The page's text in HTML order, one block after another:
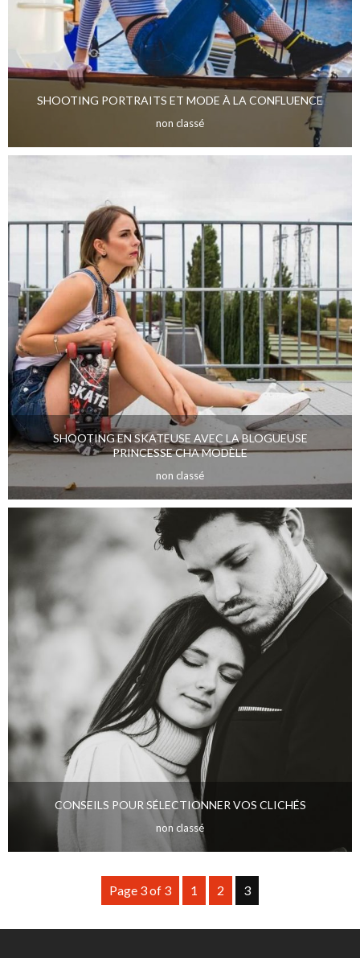
SHOOTING PORTRAITS ET MODE À LA CONFLUENCE
non classé
SHOOTING EN SKATEUSE AVEC LA BLOGUEUSE
PRINCESSE CHA MODÈLE
non classé
CONSEILS POUR SÉLECTIONNER VOS CLICHÉS
non classé
Page 3 of 3 1 2 3